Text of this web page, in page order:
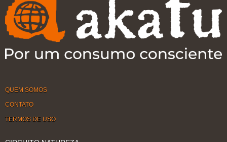
QUEM SOMOS
CONTATO
TERMOS DE USO